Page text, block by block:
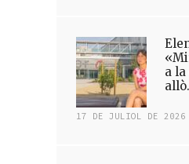
a
17 DE JULIOL DE 2026